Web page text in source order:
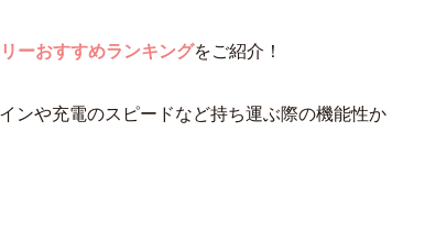
ーおすすめランキングをご紹介！
ンや充電のスピードなど持ち運ぶ際の機能性か